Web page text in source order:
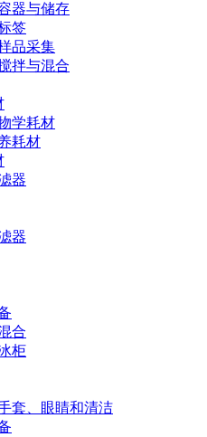
器与储存
签
品采集
拌与混合
学耗材
耗材
器
器
合
柜
套、眼睛和清洁